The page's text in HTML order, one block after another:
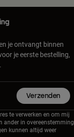
je ontvangt binnen
je eerste bestelling,
Verzenden
te verwerken en om mij
ander in overeenstemming
kunnen altijd weer